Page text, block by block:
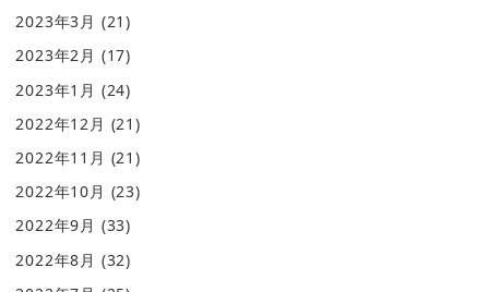
2023年3月 (21)
2023年2月 (17)
2023年1月 (24)
2022年12月 (21)
2022年11月 (21)
2022年10月 (23)
2022年9月 (33)
2022年8月 (32)